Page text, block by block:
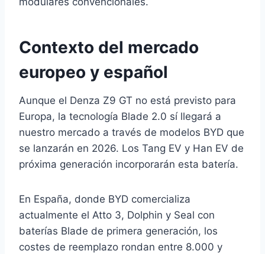
Contexto del mercado
europeo y español
Aunque el Denza Z9 GT no está previsto para
Europa, la tecnología Blade 2.0 sí llegará a
nuestro mercado a través de modelos BYD que
se lanzarán en 2026. Los Tang EV y Han EV de
próxima generación incorporarán esta batería.
En España, donde BYD comercializa
actualmente el Atto 3, Dolphin y Seal con
baterías Blade de primera generación, los
costes de reemplazo rondan entre 8.000 y